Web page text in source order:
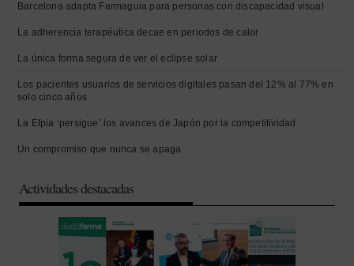
Barcelona adapta Farmaguia para personas con discapacidad visual
La adherencia terapéutica decae en periodos de calor
La única forma segura de ver el eclipse solar
Los pacientes usuarios de servicios digitales pasan del 12% al 77% en
solo cinco años
La Efpia ‘persigue’ los avances de Japón por la competitividad
Un compromiso que nunca se apaga
Actividades destacadas